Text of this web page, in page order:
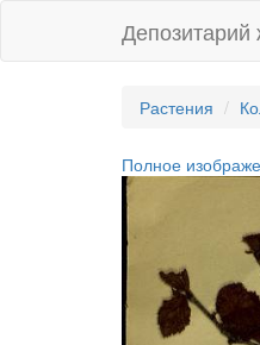
Растения
Полное